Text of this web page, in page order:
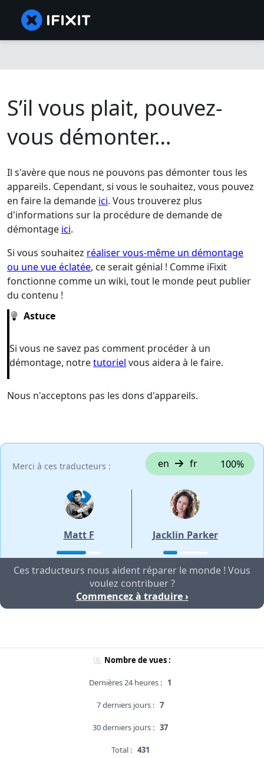
S’il vous plait, pouvez-
vous démonter…
Il s'avère que nous ne pouvons pas démonter tous les
appareils. Cependant, si vous le souhaitez, vous pouvez
en faire la demande ici. Vous trouverez plus
d'informations sur la procédure de demande de
démontage ici.
Si vous souhaitez réaliser vous-même un démontage
ou une vue éclatée, ce serait génial ! Comme iFixit
fonctionne comme un wiki, tout le monde peut publier
du contenu !
Astuce
Si vous ne savez pas comment procéder à un
démontage, notretutoriel vous aidera à le faire.
Nous n'acceptons pas les dons d'appareils.
Merci à ces traducteurs : en fr 100%
Matt F Jacklin Parker
Ces traducteurs nous aident réparer le monde ! Vous
voulez contribuer ?
Commencez à traduire ›
Nombre de vues :
Dernières 24 heures : 1
7 derniers jours : 7
30 derniers jours : 37
Total : 431